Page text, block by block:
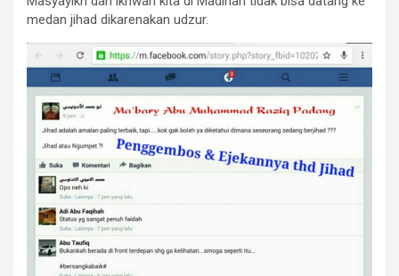
medan jihad dikarenakan udzur.